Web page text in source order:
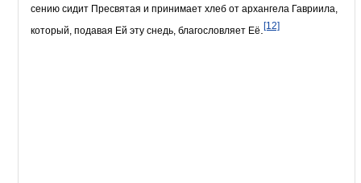
сению сидит Пресвятая и принимает хлеб от архангела Гавриила,
который, подавая Ей эту снедь, благословляет Её [12]